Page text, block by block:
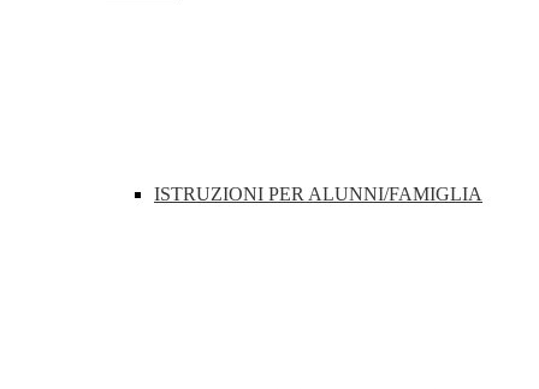
ISTRUZIONI PER ALUNNI/FAMIGLIA